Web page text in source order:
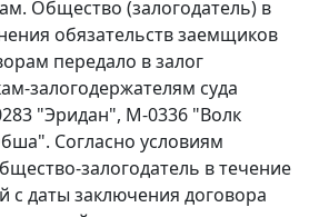
Общество (залогодатель) в
обязательств заемщиков
передало в залог
залогодержателям суда
"Эридан", М-0336 "Волк
Согласно условиям
залогодатель в течение
с даты заключения договора